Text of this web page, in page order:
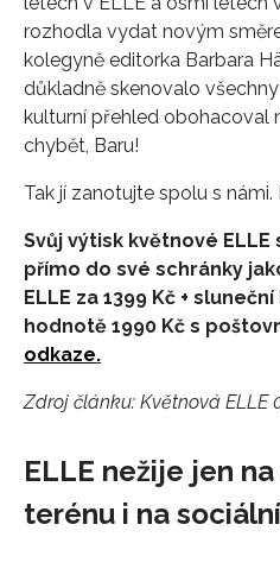
INFORMACE
rozhodla vydat novým
kolegyně editorka Barbara
důkladně skenovalo
kulturní přehled obohacoval
chybět, Baru!
Tak jí zanotujte spolu s námi.
Svůj výtisk květnové
přímo do své schránky
ELLE za 1399 Kč +
hodnotě 1990 Kč s
odkaze.
Zdroj článku: Květnová ELLE
ELLE nežije jen
terénu i na